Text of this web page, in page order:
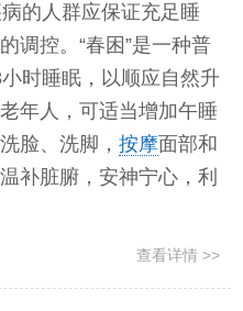
的人群应保证充足睡
调控。“春困”是一种普
时睡眠，以顺应自然升
年人，可适当增加午睡
脸、洗脚，按摩面部和
补脏腑，安神宁心，利
查看详情 >>